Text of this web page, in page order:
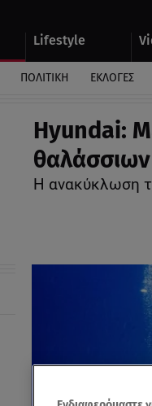
Lifestyle
ΠΟΛΙΤΙΚΗ ΕΚΛΟΓΕΣ
Hyundai:
Η ανακύκλωση